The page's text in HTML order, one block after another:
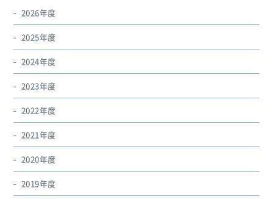
2026年度
2025年度
2024年度
2023年度
2022年度
2021年度
2020年度
2019年度